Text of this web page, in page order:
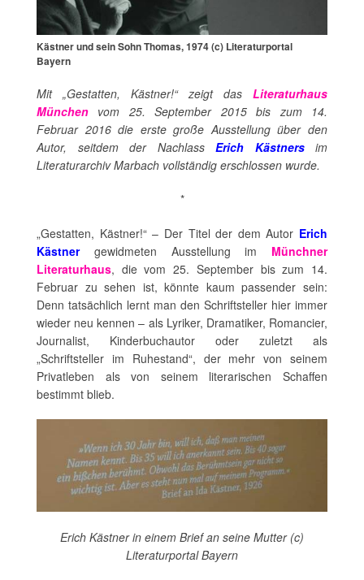
Kästner und sein Sohn Thomas, 1974 (c) Literaturportal
Bayern
Mit „Gestatten, Kästner!“ zeigt das Literaturhaus
München vom 25. September 2015 bis zum 14.
Februar 2016 die erste große Ausstellung über den
Autor, seitdem der Nachlass Erich Kästnersim
Literaturarchiv Marbach vollständig erschlossen wurde.
*
„Gestatten, Kästner!“ – Der Titel der dem Autor Erich
Kästnergewidmeten Ausstellung im Münchner
Literaturhaus, die vom 25. September bis zum 14.
Februar zu sehen ist, könnte kaum passender sein:
Denn tatsächlich lernt man den Schriftsteller hier immer
wieder neu kennen – als Lyriker, Dramatiker, Romancier,
Journalist, Kinderbuchautor oder zuletzt als
„Schriftsteller im Ruhestand“, der mehr von seinem
Privatleben als von seinem literarischen Schaffen
bestimmt blieb.
Erich Kästner in einem Brief an seine Mutter (c)
Literaturportal Bayern